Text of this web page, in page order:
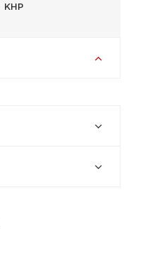
КНР